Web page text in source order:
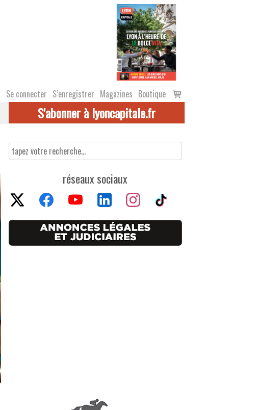
Se connecter S’enregistrer Magazines Boutique
Voir
le
S'abonner à lyoncapitale.fr
réseaux sociaux